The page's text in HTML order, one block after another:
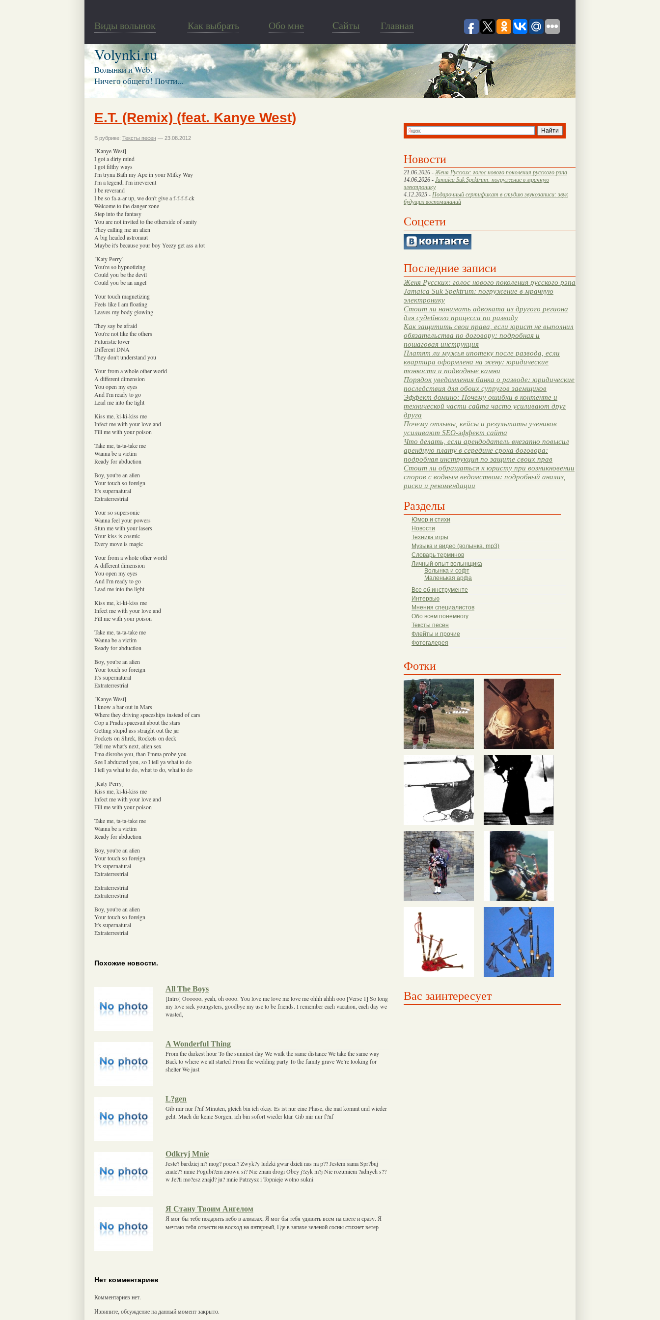
Виды волынок Как выбрать Обо мне Cайты Главная
Volynki.ru
Волынки и Web.
Ничего общего! Почти...
Новости
21.06.2026 - Женя Русских: голос нового поколения русского рэпа
14.06.2026 - Jamaica Suk Spektrum: погружение в мрачную
электронику
4.12.2025 - Подарочный сертификат в студию звукозаписи: звук
будущих воспоминаний
Соцсети
Последние записи
Женя Русских: голос нового поколения русского рэпа
Jamaica Suk Spektrum: погружение в мрачную
электронику
Стоит ли нанимать адвоката из другого региона
для судебного процесса по разводу
Как защитить свои права, если юрист не выполнил
обязательства по договору: подробная и
пошаговая инструкция
Платят ли мужья ипотеку после развода, если
квартира оформлена на жену: юридические
тонкости и подводные камни
Порядок уведомления банка о разводе: юридические
последствия для обоих супругов заемщиков
Эффект домино: Почему ошибки в контенте и
технической части сайта часто усиливают друг
друга
Почему отзывы, кейсы и результаты учеников
усиливают SEO-эффект сайта
Что делать, если арендодатель внезапно повысил
арендную плату в середине срока договора:
подробная инструкция по защите своих прав
Стоит ли обращаться к юристу при возникновении
споров с водным ведомством: подробный анализ,
риски и рекомендации
Разделы
Юмор и стихи
Новости
Техника игры
Музыка и видео (волынка, mp3)
Словарь терминов
Личный опыт волынщика
Волынка и софт
Маленькая арфа
Все об инструменте
Интервью
Мнения специалистов
Обо всем понемногу
Тексты песен
Флейты и прочие
Фотогалерея
Фотки
Вас заинтересует
E.T. (Remix) (feat. Kanye West)
В рубрике: Тексты песен — 23.08.2012
[Kanye West]
I got a dirty mind
I got filthy ways
I'm tryna Bath my Ape in your Milky Way
I'm a legend, I'm irreverent
I be reverand
I be so fa-a-ar up, we don't give a f-f-f-f-ck
Welcome to the danger zone
Step into the fantasy
You are not invited to the otherside of sanity
They calling me an alien
A big headed astronaut
Maybe it's because your boy Yeezy get ass a lot
[Katy Perry]
You're so hypnotizing
Could you be the devil
Could you be an angel
Your touch magnetizing
Feels like I am floating
Leaves my body glowing
They say be afraid
You're not like the others
Futuristic lover
Different DNA
They don't understand you
Your from a whole other world
A different dimension
You open my eyes
And I'm ready to go
Lead me into the light
Kiss me, ki-ki-kiss me
Infect me with your love and
Fill me with your poison
Take me, ta-ta-take me
Wanna be a victim
Ready for abduction
Boy, you're an alien
Your touch so foreign
It's supernatural
Extraterrestrial
Your so supersonic
Wanna feel your powers
Stun me with your lasers
Your kiss is cosmic
Every move is magic
Your from a whole other world
A different dimension
You open my eyes
And I'm ready to go
Lead me into the light
Kiss me, ki-ki-kiss me
Infect me with your love and
Fill me with your poison
Take me, ta-ta-take me
Wanna be a victim
Ready for abduction
Boy, you're an alien
Your touch so foreign
It's supernatural
Extraterrestrial
[Kanye West]
I know a bar out in Mars
Where they driving spaceships instead of cars
Cop a Prada spacesuit about the stars
Getting stupid ass straight out the jar
Pockets on Shrek, Rockets on deck
Tell me what's next, alien sex
I'ma disrobe you, than I'mma probe you
See I abducted you, so I tell ya what to do
I tell ya what to do, what to do, what to do
[Katy Perry]
Kiss me, ki-ki-kiss me
Infect me with your love and
Fill me with your poison
Take me, ta-ta-take me
Wanna be a victim
Ready for abduction
Boy, you're an alien
Your touch so foreign
It's supernatural
Extraterrestrial
Extraterrestrial
Extraterrestrial
Boy, you're an alien
Your touch so foreign
It's supernatural
Extraterrestrial
Похожие новости.
All The Boys
[Intro] Oooooo, yeah, oh oooo. You love me love me love me ohhh ahhh ooo [Verse 1] So long
my love sick youngsters, goodbye my use to be friends. I remember each vacation, each day we
wasted,
A Wonderful Thing
From the darkest hour To the sunniest day We walk the same distance We take the same way
Back to where we all started From the wedding party To the family grave We’re looking for
shelter We just
L?gen
Gib mir nur f?nf Minuten, gleich bin ich okay. Es ist nur eine Phase, die mal kommt und wieder
geht. Mach dir keine Sorgen, ich bin sofort wieder klar. Gib mir nur f?nf
Odkryj Mnie
Jeste? bardziej ni? mog? poczu? Zwyk?y ludzki gwar dzieli nas na p?? Jestem sama Spr?buj
znale?? mnie Pogubi?em znowu si? Nie znam drogi Obcy j?zyk m?j Nie rozumiem ?adnych s??
w Je?li mo?esz znajd? ju? mnie Patrzysz i Topnieje wolno sukni
Я Стану Твоим Ангелом
Я мог бы тебе подарить небо в алмазах, Я мог бы тебя удивить всем на свете и сразу. Я
мечтаю тебя отвести на восход на янтарный, Где в запахе зеленой сосны стихнет ветер
Нет комментариев
Комментариев нет.
Извините, обсуждение на данный момент закрыто.